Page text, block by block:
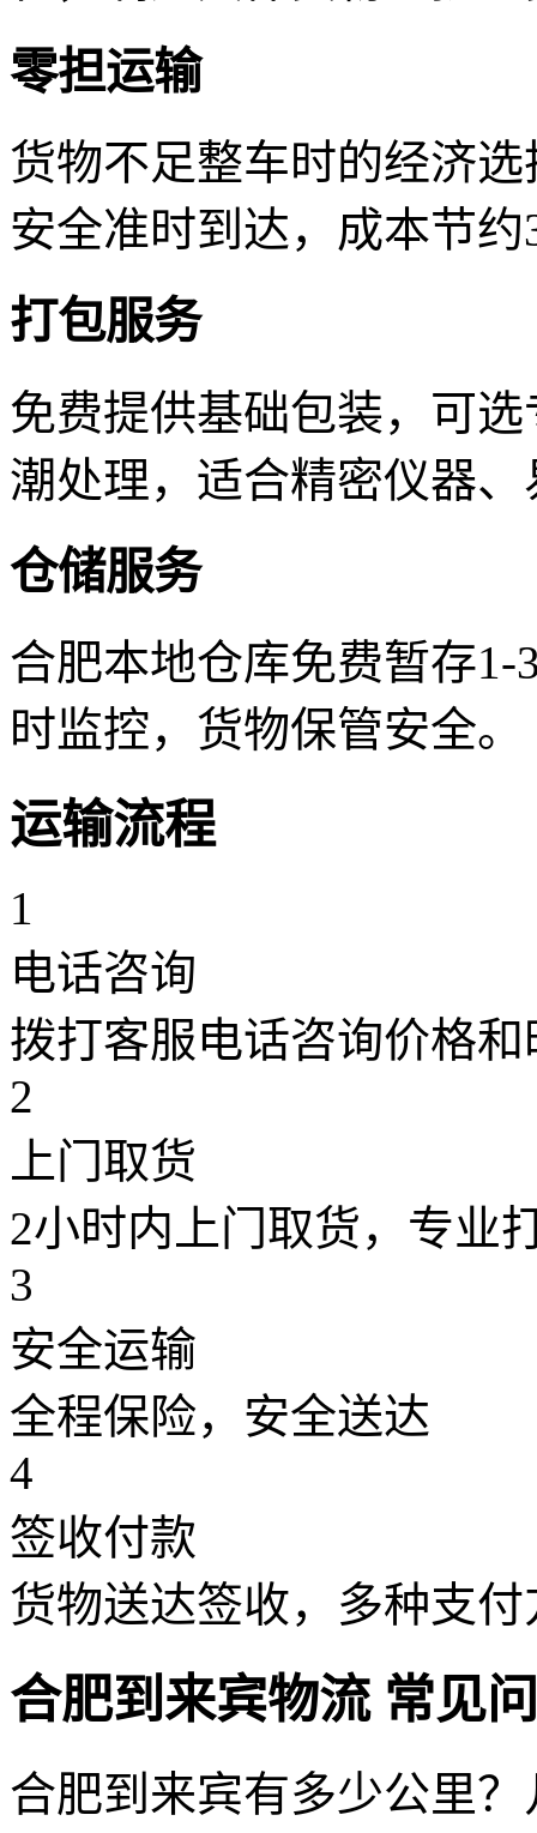
零担运输
货物不足整车时的经济
安全准时到达，成本节约
打包服务
免费提供基础包装，可
潮处理，适合精密仪器
仓储服务
合肥本地仓库免费暂存
时监控，货物保管安全。
运输流程
1
电话咨询
拨打客服电话咨询价格和
2
上门取货
2小时内上门取货，专业
3
安全运输
全程保险，安全送达
4
签收付款
货物送达签收，多种支付
合肥到来宾物流 常见
合肥到来宾有多少公里